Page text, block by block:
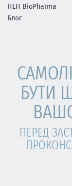
HLH BioPharma
Блог
БУТИ
ПЕРЕД